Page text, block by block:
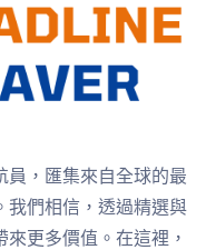
員，匯集來自全球的最
我們相信，透過精選與
更多價值。在這裡，